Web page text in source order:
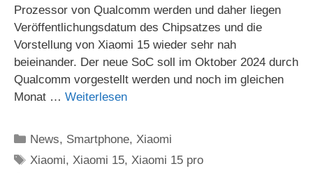
Prozessor von Qualcomm werden und daher liegen
Veröffentlichungsdatum des Chipsatzes und die
Vorstellung von Xiaomi 15 wieder sehr nah
beieinander. Der neue SoC soll im Oktober 2024 durch
Qualcomm vorgestellt werden und noch im gleichen
Monat … Weiterlesen
Kategorien
News, Smartphone, Xiaomi
Schlagwörter
Xiaomi, Xiaomi 15, Xiaomi 15 pro